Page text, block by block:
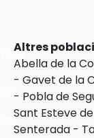
Altres
Abella de la
- Gavet de la
- Pobla de
Sant Esteve
Senterada -